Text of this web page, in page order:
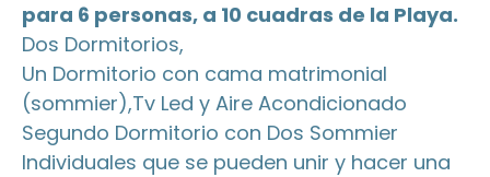
para 6 personas, a 10 cuadras de la Playa.
Dos Dormitorios,
Un Dormitorio con cama matrimonial
(sommier),Tv Led y Aire Acondicionado
Segundo Dormitorio con Dos Sommier
Individuales que se pueden unir y hacer una